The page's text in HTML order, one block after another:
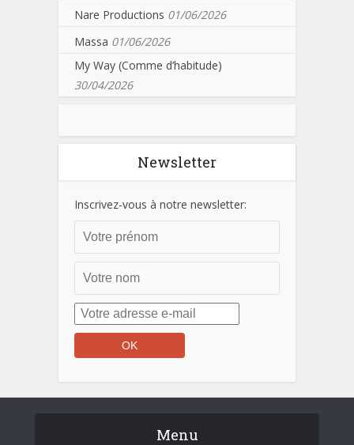
Nare Productions 01/06/2026
Massa 01/06/2026
My Way (Comme d’habitude)
30/04/2026
Newsletter
Inscrivez-vous à notre newsletter:
Menu